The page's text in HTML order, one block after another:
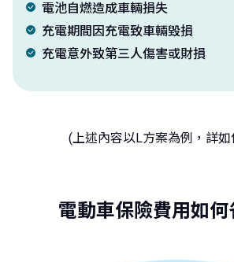
電池自燃造成車輛損失
充電期間因充電致車輛毀損
充電意外致第三人傷害或財損
(上述內容以L方案為例，詳如
電動車保險費用如何